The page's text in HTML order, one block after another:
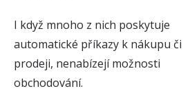
I když mnoho z nich poskytuje
automatické příkazy k nákupu či
prodeji, nenabízejí možnosti
obchodování.